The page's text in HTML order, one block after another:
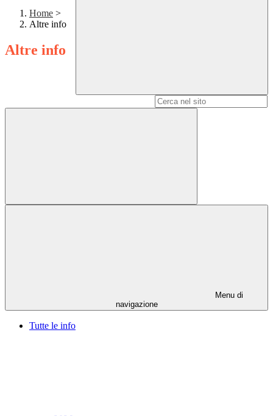
Home >
Altre info
Altre info
Menu di
navigazione
Tutte le info